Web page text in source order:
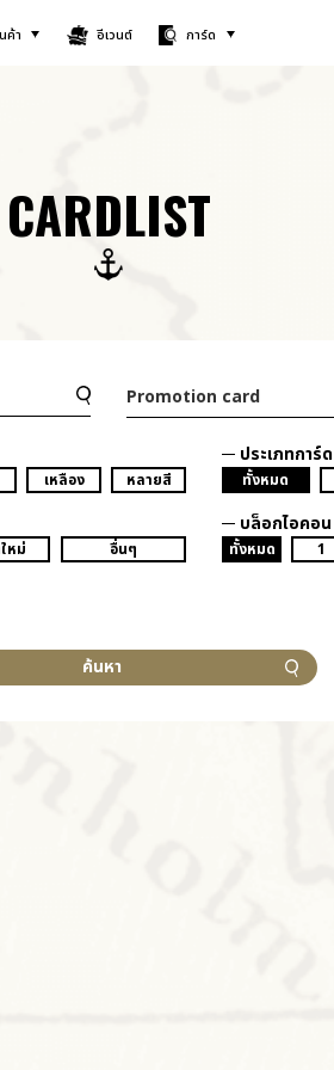
ค้า อีเวนต์ การ์ด
CARDLIST
Promotion card
เหลือง หลายสี
ประเภทการ์ด
ทั้งหมด
หม่ อื่นๆ
บล็อกไอคอน
ทั้งหมด 1
ค้นหา